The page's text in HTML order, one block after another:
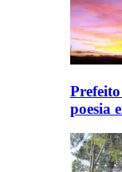
poesia